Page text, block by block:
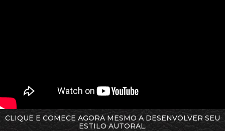
CLIQUE E COMECE AGORA MESMO A DESENVOLVER SEU
ESTILO AUTORAL.